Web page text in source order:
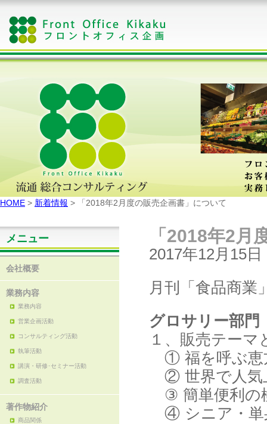
HOME > 新着情報 > 「2018年2月度の販売企画書」について
メニュー
会社概要
業務内容
業務内容
営業企画活動
コンサルティング活動
執筆活動
講演・研修･セミナー活動
調査活動
著作物紹介
商品関係
「2018年2月
2017年12月15日
月刊「食品商業
グロサリー部門
１、販売テーマ
① 福を呼ぶ恵
② 世界で人気
③ 簡単便利の
④ シニア・単